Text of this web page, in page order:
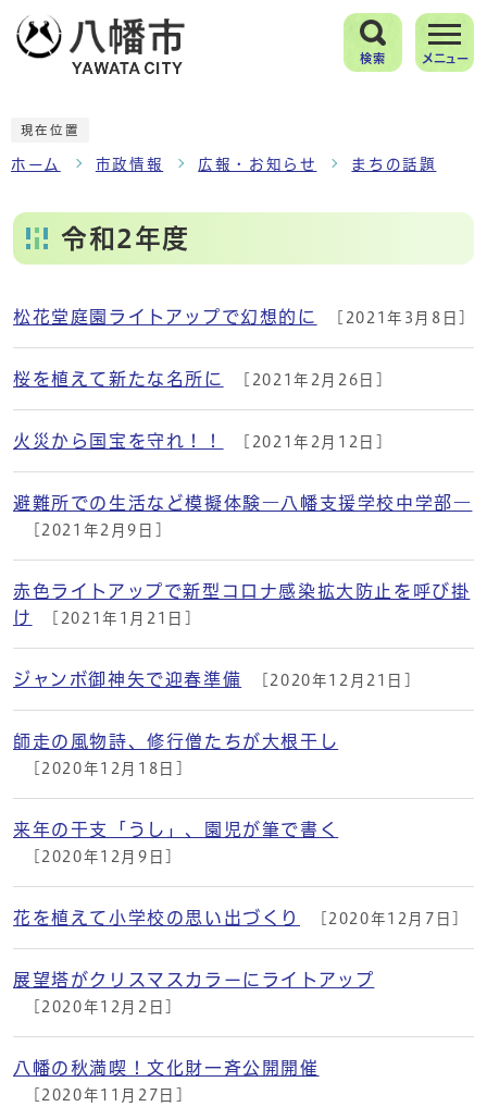
検索 メニュー
現在位置
ホーム 市政情報 広報・お知らせ まちの話題
令和2年度
メインメニュー
松花堂庭園ライトアップで幻想的に [2021年3月8日]
桜を植えて新たな名所に [2021年2月26日]
火災から国宝を守れ！！ [2021年2月12日]
避難所での生活など模擬体験―八幡支援学校中学部―
[2021年2月9日]
赤色ライトアップで新型コロナ感染拡大防止を呼び掛
け
[2021年1月21日]
ジャンボ御神矢で迎春準備 [2020年12月21日]
師走の風物詩、修行僧たちが大根干し
[2020年12月18日]
来年の干支「うし」、園児が筆で書く
[2020年12月9日]
花を植えて小学校の思い出づくり [2020年12月7日]
展望塔がクリスマスカラーにライトアップ
[2020年12月2日]
八幡の秋満喫！文化財一斉公開開催
[2020年11月27日]